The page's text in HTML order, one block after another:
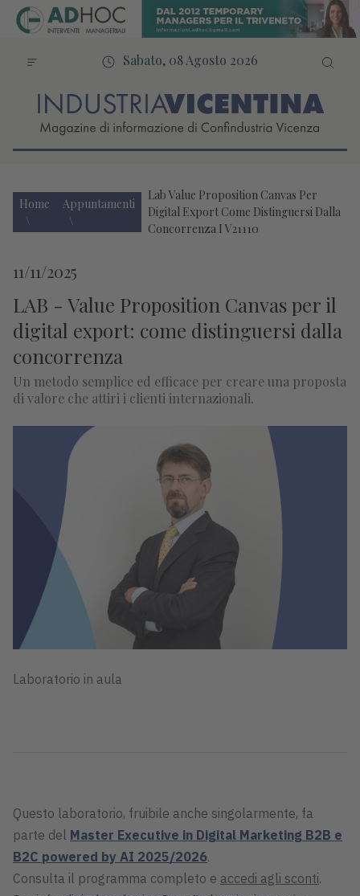
Sabato, 08 Agosto 2026
Home Appuntamenti
Lab Value Proposition Canvas Per
Digital Export Come Distinguersi Dalla
Concorrenza I V21110
11/11/2025
LAB - Value Proposition Canvas per il
digital export: come distinguersi dalla
concorrenza
Un metodo semplice ed efficace per creare una proposta
di valore che attiri i clienti internazionali.
Laboratorio in aula
Questo laboratorio, fruibile anche singolarmente, fa
parte del Master Executive in Digital Marketing B2B e
B2C powered by AI 2025/2026.
Consulta il programma completo e accedi agli sconti.